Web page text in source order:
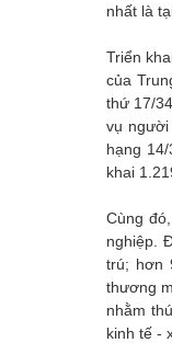
nhất là
Triển
của
thứ 17/
vụ
hạng
khai
Cùng
nghiệp.
trú; hơn
thương
nhằm
kinh tế -